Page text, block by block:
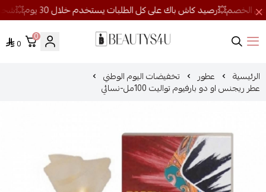
روائح الجمال
0
0
الرئيسية عطور تخفيضات اليوم الوطني
عطر ريجنس او دو بارفيوم تواليت 100مل-نسائي